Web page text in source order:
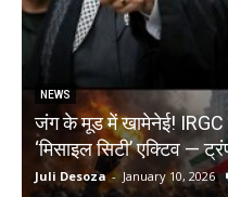
NEWS
जंग के मूड में खामेनेई!
‘मिसाइल सिटी’ एक्टिव —
Juli Desoza - January 10, 2026